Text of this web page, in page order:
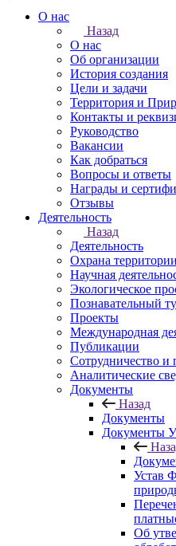
О нас
Назад
О нас
Об организации
История создания
Цели и задачи
Территория и
Контакты и
Руководство
Вакансии
Как добраться
Вопросы и ответы
Награды и
Отзывы
Деятельность
Назад
Деятельность
Охрана территории
Научная
Экологическое
Познавательный
Проекты
Международная
Публикации
Сотрудничество и
Аналитические
Документы
Назад
Документы
Документы
Устав
Об